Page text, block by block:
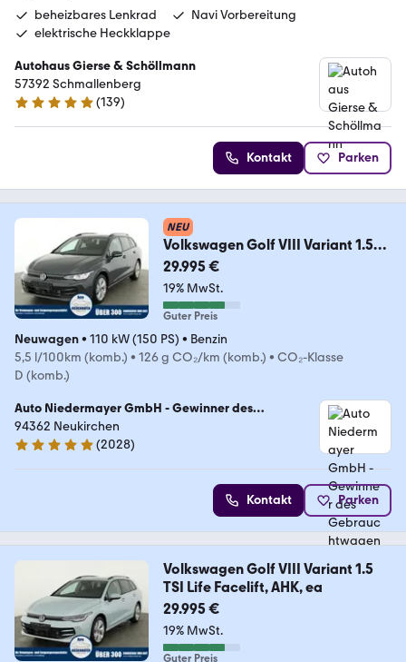
beheizbares Lenkrad
Navi Vorbereitung
elektrische Heckklappe
Autohaus Gierse & Schöllmann
57392 Schmallenberg
4.8 Sterne
(139)
Kontakt Parken
NEU
Volkswagen Golf VIII Variant 1.5
TSI Life Facelift, AHK, ea
29.995 €
19% MwSt.
Guter Preis
Neuwagen• 110 kW (150 PS) • Benzin
5,5 l/100km (komb.) • 126 g CO₂/km (komb.) • CO₂-Klasse
D (komb.)
Auto Niedermayer GmbH - Gewinner des
Gebrauchtwagen Awards 2025
94362 Neukirchen
4.9 Sterne
(2028)
Kontakt Parken
Volkswagen Golf VIII Variant 1.5
TSI Life Facelift, AHK, ea
29.995 €
19% MwSt.
Guter Preis